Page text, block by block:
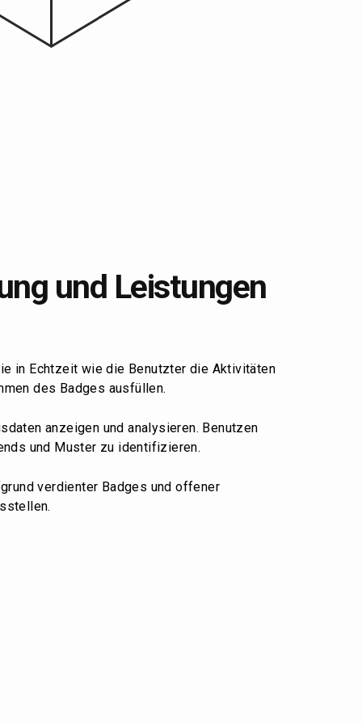
und Leistungen
in Echtzeit wie die Benutzter die Aktivitäten
des Badges ausfüllen.
anzeigen und analysieren. Benutzen
und Muster zu identifizieren.
verdienter Badges und offener